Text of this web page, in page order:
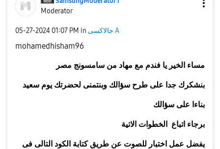
Moderator
‎05-27-2024 01:07 PM in جالاكسى A
mohamedhisham96
مساء الخير يا فندم مع مهاد من سامسونج مصر
بنشكرك جدا على طرح سؤالك وبنتمنى لحضرتك يوم سعيد
بناءا على سؤالك
برجاء اتباع الخطوات الاتية
يفضل عمل اختبار للصوت عن طريق كتابة الكود التالى فى